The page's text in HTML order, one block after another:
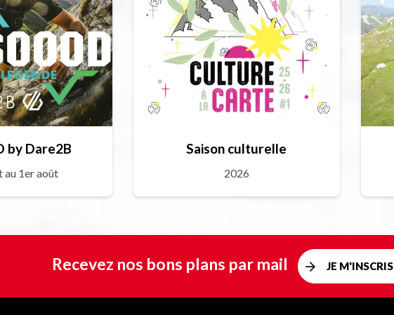
by Dare2B
au 1er août
Saison culturelle
2026
Recevez nos bons plans par mail JE M'INSCRIS